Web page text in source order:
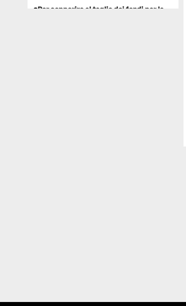
Per sopperire al taglio dei fondi per la